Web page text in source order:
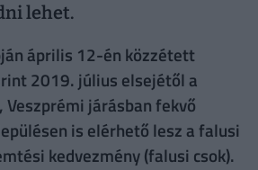
lehet.
április 12-én közzétett
2019. július elsejétől a
Veszprémi járásban fekvő
is elérhető lesz a falusi
kedvezmény (falusi csok).